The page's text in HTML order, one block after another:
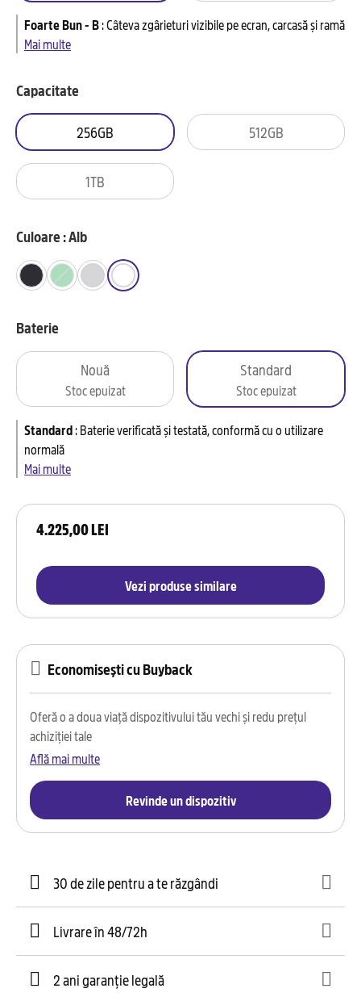
4.225,00 LEI
Vezi produse similare
Foarte Bun - B:Câteva zgârieturi vizibile pe ecran, carcasă și ramă
Mai multe
Capacitate
256GB 512GB
1TB
Culoare : Alb
Baterie
Nouă
Stoc epuizat
Standard
Stoc epuizat
Standard:Baterie verificată și testată, conformă cu o utilizare
normală
Mai multe
Economisești cu Buyback
Oferă o a doua viață dispozitivului tău vechi și redu prețul
achiziției tale
Află mai multe
Revinde un dispozitiv
30 de zile pentru a te răzgândi
Livrare în 48/72h
2 ani garanție legală